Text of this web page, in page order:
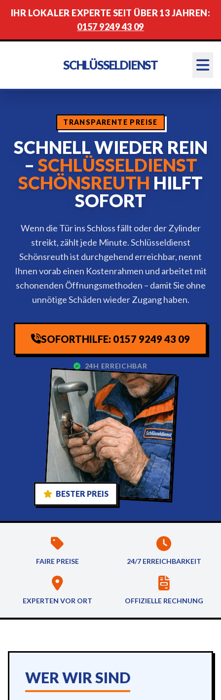
IHR LOKALER EXPERTE SEIT ÜBER 13 JAHREN:
0157 9249 43 09
SCHLÜSSELDIENST
TRANSPARENTE PREISE
SCHNELL WIEDER REIN
– SCHLÜSSELDIENST
SCHÖNSREUTH HILFT
SOFORT
Wenn die Tür ins Schloss fällt oder der Zylinder
streikt, zählt jede Minute. Schlüsseldienst
Schönsreuth ist durchgehend erreichbar, nennt
Ihnen vorab einen Kostenrahmen und arbeitet mit
schonenden Öffnungsmethoden – damit Sie ohne
unnötige Schäden wieder Zugang haben.
SOFORTHILFE: 0157 9249 43 09
24H ERREICHBAR
BESTER PREIS
FAIRE PREISE 24/7 ERREICHBARKEIT
EXPERTEN VOR ORT OFFIZIELLE RECHNUNG
WER WIR SIND